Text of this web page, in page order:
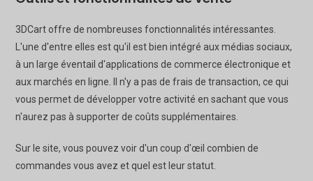
3DCart offre de nombreuses fonctionnalités intéressantes.
L'une d'entre elles est qu'il est bien intégré aux médias sociaux,
à un large éventail d'applications de commerce électronique et
aux marchés en ligne. Il n'y a pas de frais de transaction, ce qui
vous permet de développer votre activité en sachant que vous
n'aurez pas à supporter de coûts supplémentaires.
Sur le site, vous pouvez voir d'un coup d'œil combien de
commandes vous avez et quel est leur statut.